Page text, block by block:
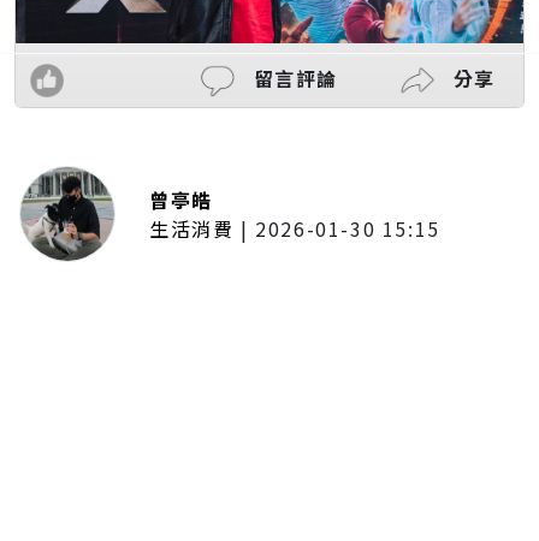
留言評論 分享
曾亭皓
生活消費 | 2026-01-30 15:15